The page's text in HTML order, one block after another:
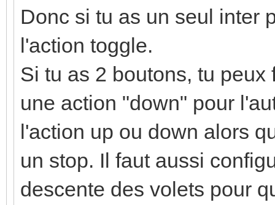
Donc si tu as un seul inter
l'action toggle.
Si tu as 2 boutons, tu
une action "down" pour
l'action up ou down alors
un stop. Il faut aussi
descente des volets pour